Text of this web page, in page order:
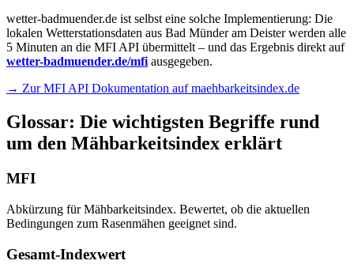
wetter-badmuender.de ist selbst eine solche Implementierung: Die
lokalen Wetterstationsdaten aus Bad Münder am Deister werden alle
5 Minuten an die MFI API übermittelt – und das Ergebnis direkt auf
wetter-badmuender.de/mfi ausgegeben.
→ Zur MFI API Dokumentation auf maehbarkeitsindex.de
Glossar: Die wichtigsten Begriffe rund
um den Mähbarkeitsindex erklärt
MFI
Abkürzung für Mähbarkeitsindex. Bewertet, ob die aktuellen
Bedingungen zum Rasenmähen geeignet sind.
Gesamt-Indexwert